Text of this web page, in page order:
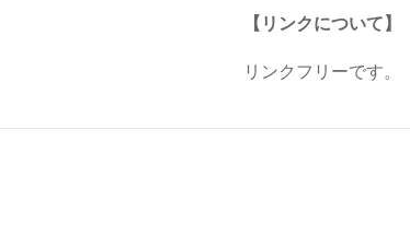
【リンクについて】
リンクフリーです。